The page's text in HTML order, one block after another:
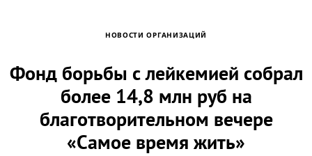
НОВОСТИ ОРГАНИЗАЦИЙ
Фонд борьбы с лейкемией собрал
более 14,8 млн руб на
благотворительном вечере
«Самое время жить»